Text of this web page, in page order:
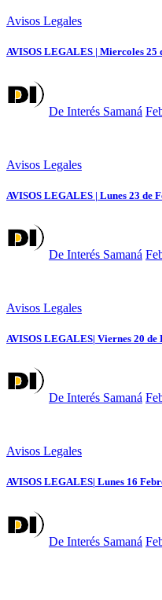
Avisos Legales
AVISOS LEGALES | Miercoles
De Interés Samaná
Avisos Legales
AVISOS LEGALES | Lunes 23 de
De Interés Samaná
Avisos Legales
AVISOS LEGALES| Viernes 20
De Interés Samaná
Avisos Legales
AVISOS LEGALES| Lunes 16
De Interés Samaná